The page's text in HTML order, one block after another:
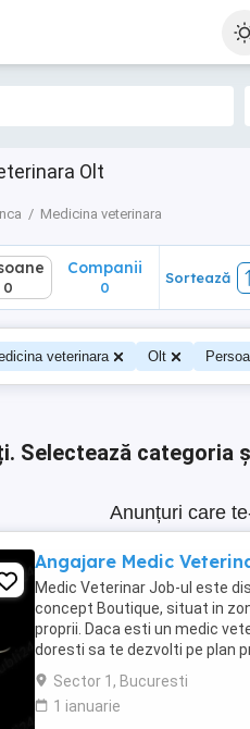
Olt
Medicina veterinara
0
Companii
0
Sortează
veterinara Olt
Selectează categoria
Anunțuri care
Angajare Medic
Medic Veterinar Job-ul este
concept Boutique, situat in
proprii. Daca esti un medic
doresti sa te dezvolti pe plan
Labute Fericite. Poti fi si ...
Sector 1, Bucuresti
1 ianuarie